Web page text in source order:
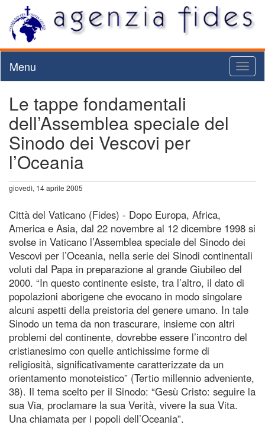
Menu
Le tappe fondamentali
dell’Assemblea speciale del
Sinodo dei Vescovi per
l’Oceania
giovedì, 14 aprile 2005
Città del Vaticano (Fides) - Dopo Europa, Africa,
America e Asia, dal 22 novembre al 12 dicembre 1998 si
svolse in Vaticano l’Assemblea speciale del Sinodo dei
Vescovi per l’Oceania, nella serie dei Sinodi continentali
voluti dal Papa in preparazione al grande Giubileo del
2000. “In questo continente esiste, tra l’altro, il dato di
popolazioni aborigene che evocano in modo singolare
alcuni aspetti della preistoria del genere umano. In tale
Sinodo un tema da non trascurare, insieme con altri
problemi del continente, dovrebbe essere l’incontro del
cristianesimo con quelle antichissime forme di
religiosità, significativamente caratterizzate da un
orientamento monoteistico” (Tertio millennio adveniente,
38). Il tema scelto per il Sinodo: “Gesù Cristo: seguire la
sua Via, proclamare la sua Verità, vivere la sua Vita.
Una chiamata per i popoli dell’Oceania”.